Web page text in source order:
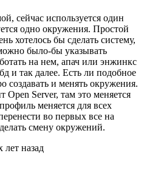
сейчас используется один
одно окружения. Простой
хотелось бы сделать систему,
было-бы указывать
на нем, апач или энжинкс
и так далее. Есть ли подобное
и менять окружения.
Open Server, там это меняется
меняется для всех
во первых все на
смену окружений.
лет назад